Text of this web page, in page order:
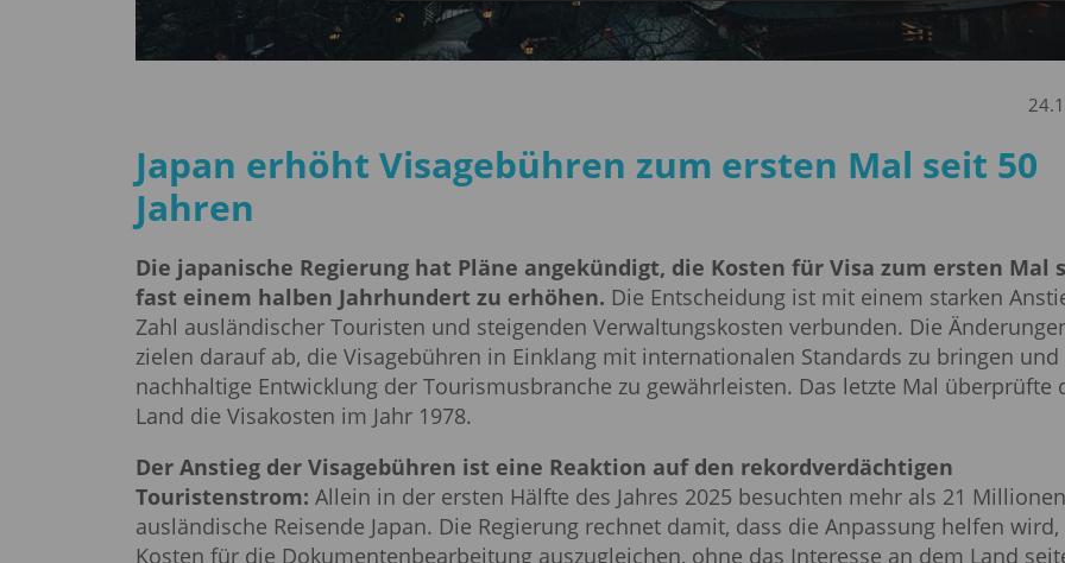
Japan erhöht Visagebühren zum ersten Mal seit 50
Jahren
Die japanische Regierung hat Pläne angekündigt, die Kosten für Visa zum ersten Mal
fast einem halben Jahrhundert zu erhöhen. Die Entscheidung ist mit einem starken
Zahl ausländischer Touristen und steigenden Verwaltungskosten verbunden. Die
zielen darauf ab, die Visagebühren in Einklang mit internationalen Standards zu bringen und
nachhaltige Entwicklung der Tourismusbranche zu gewährleisten. Das letzte Mal überprüfte
Land die Visakosten im Jahr 1978.
Der Anstieg der Visagebühren ist eine Reaktion auf den rekordverdächtigen
Touristenstrom: Allein in der ersten Hälfte des Jahres 2025 besuchten mehr als 21 Millionen
ausländische Reisende Japan. Die Regierung rechnet damit, dass die Anpassung helfen
Kosten für die Dokumentenbearbeitung auszugleichen, ohne das Interesse an dem Land